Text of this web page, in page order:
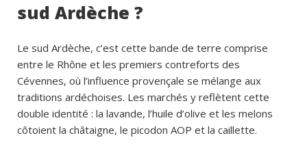
sud Ardèche ?
Le sud Ardèche, c’est cette bande de terre comprise
entre le Rhône et les premiers contreforts des
Cévennes, où l’influence provençale se mélange aux
traditions ardéchoises. Les marchés y reflètent cette
double identité : la lavande, l’huile d’olive et les melons
côtoient la châtaigne, le picodon AOP et la caillette.